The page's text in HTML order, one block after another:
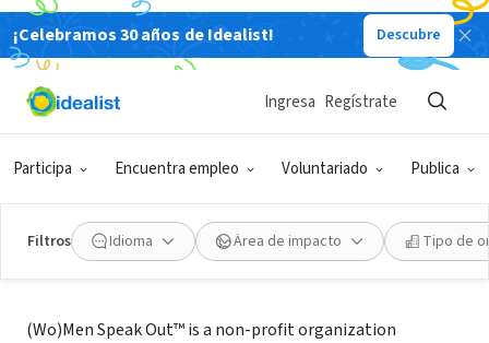
¡Celebramos 30 años de Idealist! Descubre
Participa Encuentra empleo Voluntariado Publica
Ingresa Regístrate
Filtros Idioma Área de impacto Tipo de
ORGANIZACIÓN SIN FIN DE LUCRO
(Wo)Men Speak Out
Acerca de
(Wo)Men Speak Out™ is a non-profit organization